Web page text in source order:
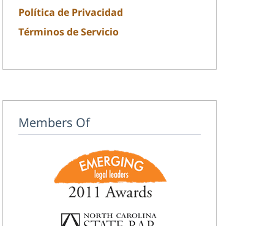
Política de Privacidad
Términos de Servicio
Members Of